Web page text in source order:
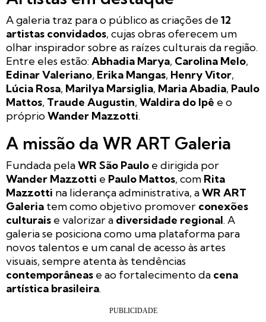
A galeria traz para o público as criações de 12
artistas convidados, cujas obras oferecem um
olhar inspirador sobre as raízes culturais da região.
Entre eles estão: Abhadia Marya, Carolina Melo,
Edinar Valeriano, Erika Mangas, Henry Vitor,
Lúcia Rosa, Marilya Marsiglia, Maria Abadia, Paulo
Mattos, Traude Augustin, Waldira do Ipê e o
próprioWander Mazzotti.
A missão da WR ART Galeria
Fundada pelaWR São Paulo e dirigida por
Wander Mazzotti e Paulo Mattos, com Rita
Mazzotti na liderança administrativa, aWR ART
Galeria tem como objetivo promover conexões
culturais e valorizar a diversidade regional. A
galeria se posiciona como uma plataforma para
novos talentos e um canal de acesso às artes
visuais, sempre atenta às tendências
contemporâneas e ao fortalecimento da cena
artística brasileira.